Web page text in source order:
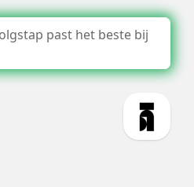
past het beste bij